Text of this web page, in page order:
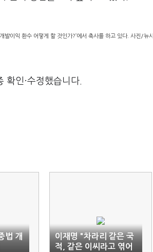
이익 환수 어떻게 할 것인가?’에서 축사를 하고 있다. 사진/뉴시
인·수정했습니다.
법 개
이재명 "차라리 같은 국
적, 같은 이씨라고 엮어